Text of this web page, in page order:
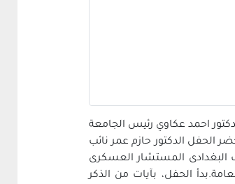
احمد عكاوي رئيس الجامعة
الحفل الدكتور حازم عمر نائب
البغدادى المستشار العسكرى
الحفل، بآيات من الذكر